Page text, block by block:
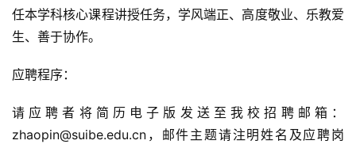
任本学科核心课程讲授任务，学风端正、高度敬业、乐教爱
生、善于协作。
应聘程序：
请应聘者将简历电子版发送至我校招聘邮箱：
zhaopin@suibe.edu.cn，邮件主题请注明姓名及应聘岗